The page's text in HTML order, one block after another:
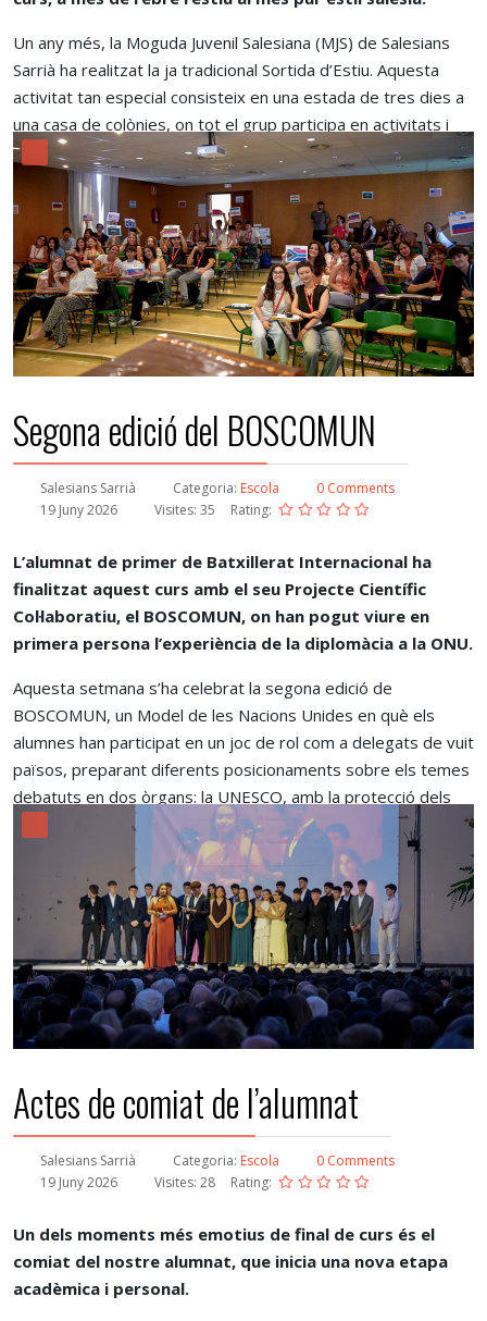
Un any més, la Moguda Juvenil Salesiana (MJS) de Salesians
Sarrià ha realitzat la ja tradicional Sortida d’Estiu. Aquesta
activitat tan especial consisteix en una estada de tres dies a
una casa de colònies, on tot el grup participa en activitats i
dinàmiques preparades per l’equip de monitors i monitores
de la moguda i la pastoral de l’escola.
Llegir més
Pastoral
Segona edició del BOSCOMUN
Salesians Sarrià Categoria: Escola
0 Comments
19 Juny 2026
Visites: 35 Rating:
L’alumnat de primer de Batxillerat Internacional ha
finalitzat aquest curs amb el seu Projecte Científic
Col·laboratiu, el BOSCOMUN, on han pogut viure en
primera persona l’experiència de la diplomàcia a la ONU.
Aquesta setmana s’ha celebrat la segona edició de
BOSCOMUN, un Model de les Nacions Unides en què els
alumnes han participat en un joc de rol com a delegats de vuit
països, preparant diferents posicionaments sobre els temes
debatuts en dos òrgans: la UNESCO, amb la protecció dels
oceans com a eix principal, i l’Assemblea General, centrada en
la reducció de l’ús dels plàstics.
Llegir més
Batxillerat Internacional
Actes de comiat de l’alumnat
Salesians Sarrià Categoria: Escola
0 Comments
19 Juny 2026
Visites: 28 Rating:
Un dels moments més emotius de final de curs és el
comiat del nostre alumnat, que inicia una nova etapa
acadèmica i personal.